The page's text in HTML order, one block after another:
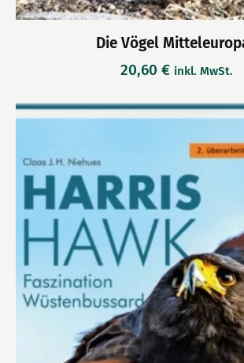
Die Vögel
20,60 € inkl. MwSt.